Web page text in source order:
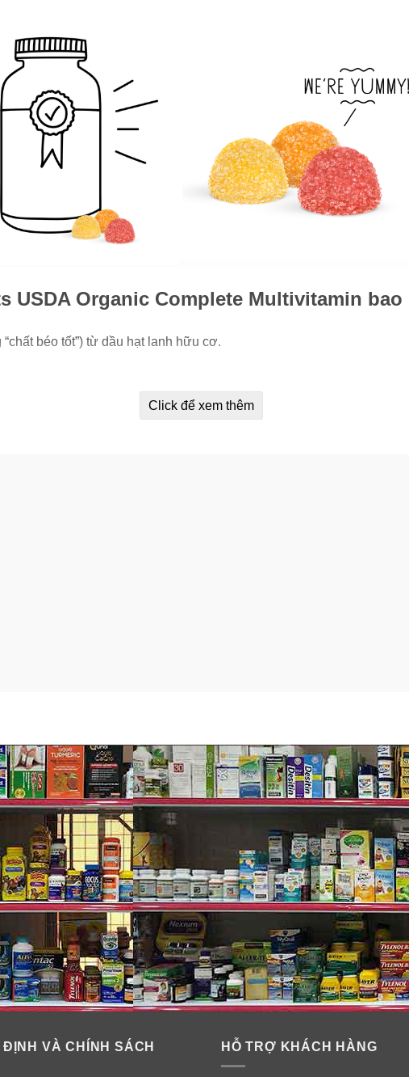
USDA Organic Complete Multivitamin bao
béo tốt”) từ dầu hạt lanh hữu cơ.
ta, để giúp con bạn xây dựng xương và răng chắc khỏe.
bình thường, sức khỏe và sự phát triển tốt.
tuyệt đối:
Click để xem thêm
ĐỊNH VÀ CHÍNH SÁCH HỖ TRỢ KHÁCH HÀNG